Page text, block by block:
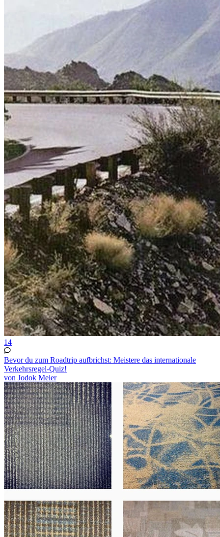
14
Bevor du zum Roadtrip aufbrichst: Meistere das internationale
Verkehrsregel-Quiz!
von Jodok Meier